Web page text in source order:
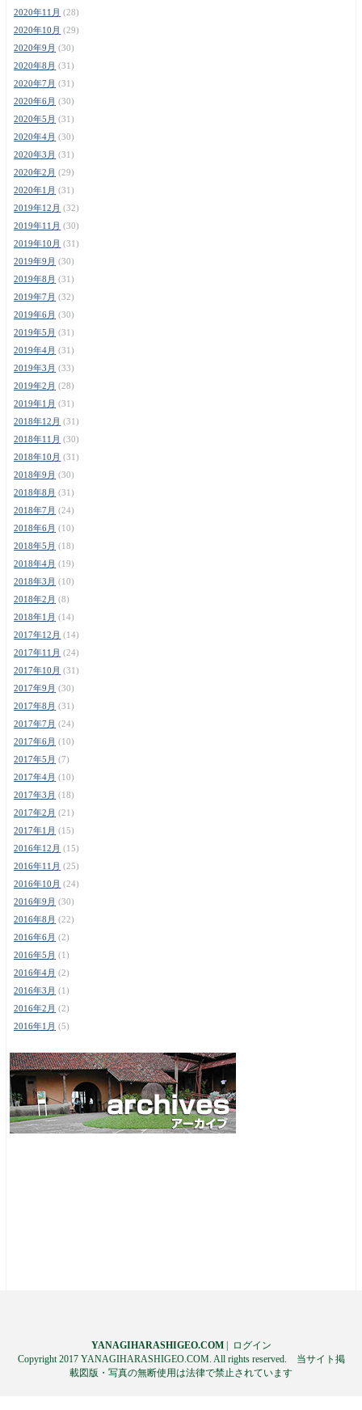
2020年11月 (28)
2020年10月 (29)
2020年9月 (30)
2020年8月 (31)
2020年7月 (31)
2020年6月 (30)
2020年5月 (31)
2020年4月 (30)
2020年3月 (31)
2020年2月 (29)
2020年1月 (31)
2019年12月 (32)
2019年11月 (30)
2019年10月 (31)
2019年9月 (30)
2019年8月 (31)
2019年7月 (32)
2019年6月 (30)
2019年5月 (31)
2019年4月 (31)
2019年3月 (33)
2019年2月 (28)
2019年1月 (31)
2018年12月 (31)
2018年11月 (30)
2018年10月 (31)
2018年9月 (30)
2018年8月 (31)
2018年7月 (24)
2018年6月 (10)
2018年5月 (18)
2018年4月 (19)
2018年3月 (10)
2018年2月 (8)
2018年1月 (14)
2017年12月 (14)
2017年11月 (24)
2017年10月 (31)
2017年9月 (30)
2017年8月 (31)
2017年7月 (24)
2017年6月 (10)
2017年5月 (7)
2017年4月 (10)
2017年3月 (18)
2017年2月 (21)
2017年1月 (15)
2016年12月 (15)
2016年11月 (25)
2016年10月 (24)
2016年9月 (30)
2016年8月 (22)
2016年6月 (2)
2016年5月 (1)
2016年4月 (2)
2016年3月 (1)
2016年2月 (2)
2016年1月 (5)
YANAGIHARASHIGEO.COM|
ログイン
Copyright 2017 YANAGIHARASHIGEO.COM. All rights reserved. 当サイト掲
載図版・写真の無断使用は法律で禁止されています